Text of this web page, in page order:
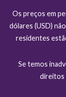
Os preços em
dólares (USD)
residentes
Se temos
direitos